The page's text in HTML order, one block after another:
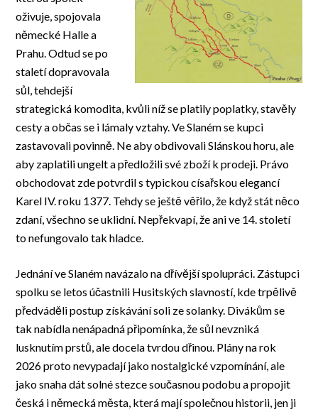
oživuje, spojovala
německé Halle a
Prahu. Odtud se po
staletí dopravovala
sůl, tehdejší
strategická komodita, kvůli níž se platily poplatky, stavěly
cesty a občas se i lámaly vztahy. Ve Slaném se kupci
zastavovali povinně. Ne aby obdivovali Slánskou horu, ale
aby zaplatili ungelt a předložili své zboží k prodeji. Právo
obchodovat zde potvrdil s typickou císařskou elegancí
Karel IV. roku 1377. Tehdy se ještě věřilo, že když stát něco
zdaní, všechno se uklidní. Nepřekvapí, že ani ve 14. století
to nefungovalo tak hladce.
Jednání ve Slaném navázalo na dřívější spolupráci. Zástupci
spolku se letos účastnili Husitských slavností, kde trpělivě
předváděli postup získávání soli ze solanky. Divákům se
tak nabídla nenápadná připomínka, že sůl nevzniká
lusknutím prstů, ale docela tvrdou dřinou. Plány na rok
2026 proto nevypadají jako nostalgické vzpomínání, ale
jako snaha dát solné stezce současnou podobu a propojit
česká i německá města, která mají společnou historii, jen ji